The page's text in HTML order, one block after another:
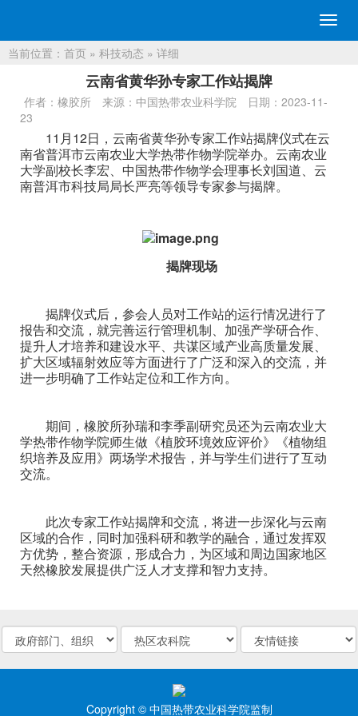
切
换
当前位置： 首页 » 科技动态 » 详细
云南省黄华孙专家工作站揭牌
作者：橡胶所 来源：中国热带农业科学院
日期：2023-11-
23
11月12日，云南省黄华孙专家工作站揭牌仪式在云
南省普洱市云南农业大学热带作物学院举办。云南农业
大学副校长李宏、中国热带作物学会理事长刘国道、云
南普洱市科技局局长严亮等领导专家参与揭牌。
揭牌现场
揭牌仪式后，参会人员对工作站的运行情况进行了
报告和交流，就完善运行管理机制、加强产学研合作、
提升人才培养和建设水平、共谋区域产业高质量发展、
扩大区域辐射效应等方面进行了广泛和深入的交流，并
进一步明确了工作站定位和工作方向。
期间，橡胶所孙瑞和李季副研究员还为云南农业大
学热带作物学院师生做《植胶环境效应评价》《植物组
织培养及应用》两场学术报告，并与学生们进行了互动
交流。
此次专家工作站揭牌和交流，将进一步深化与云南
区域的合作，同时加强科研和教学的融合，通过发挥双
方优势，整合资源，形成合力，为区域和周边国家地区
天然橡胶发展提供广泛人才支撑和智力支持。
Copyright © 中国热带农业科学院监制